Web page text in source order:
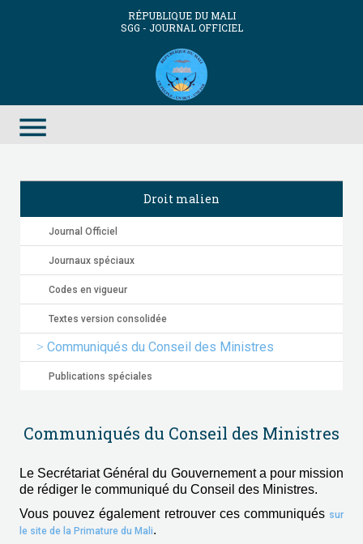
RÉPUBLIQUE DU MALI
SGG - JOURNAL OFFICIEL
menu
Droit malien
Journal Officiel
Journaux spéciaux
Codes en vigueur
Textes version consolidée
Communiqués du Conseil des Ministres
Publications spéciales
Communiqués du Conseil des Ministres
Le Secrétariat Général du Gouvernement a pour mission
de rédiger le communiqué du Conseil des Ministres.
Vous pouvez également retrouver ces communiqués sur
le site de la Primature du Mali.